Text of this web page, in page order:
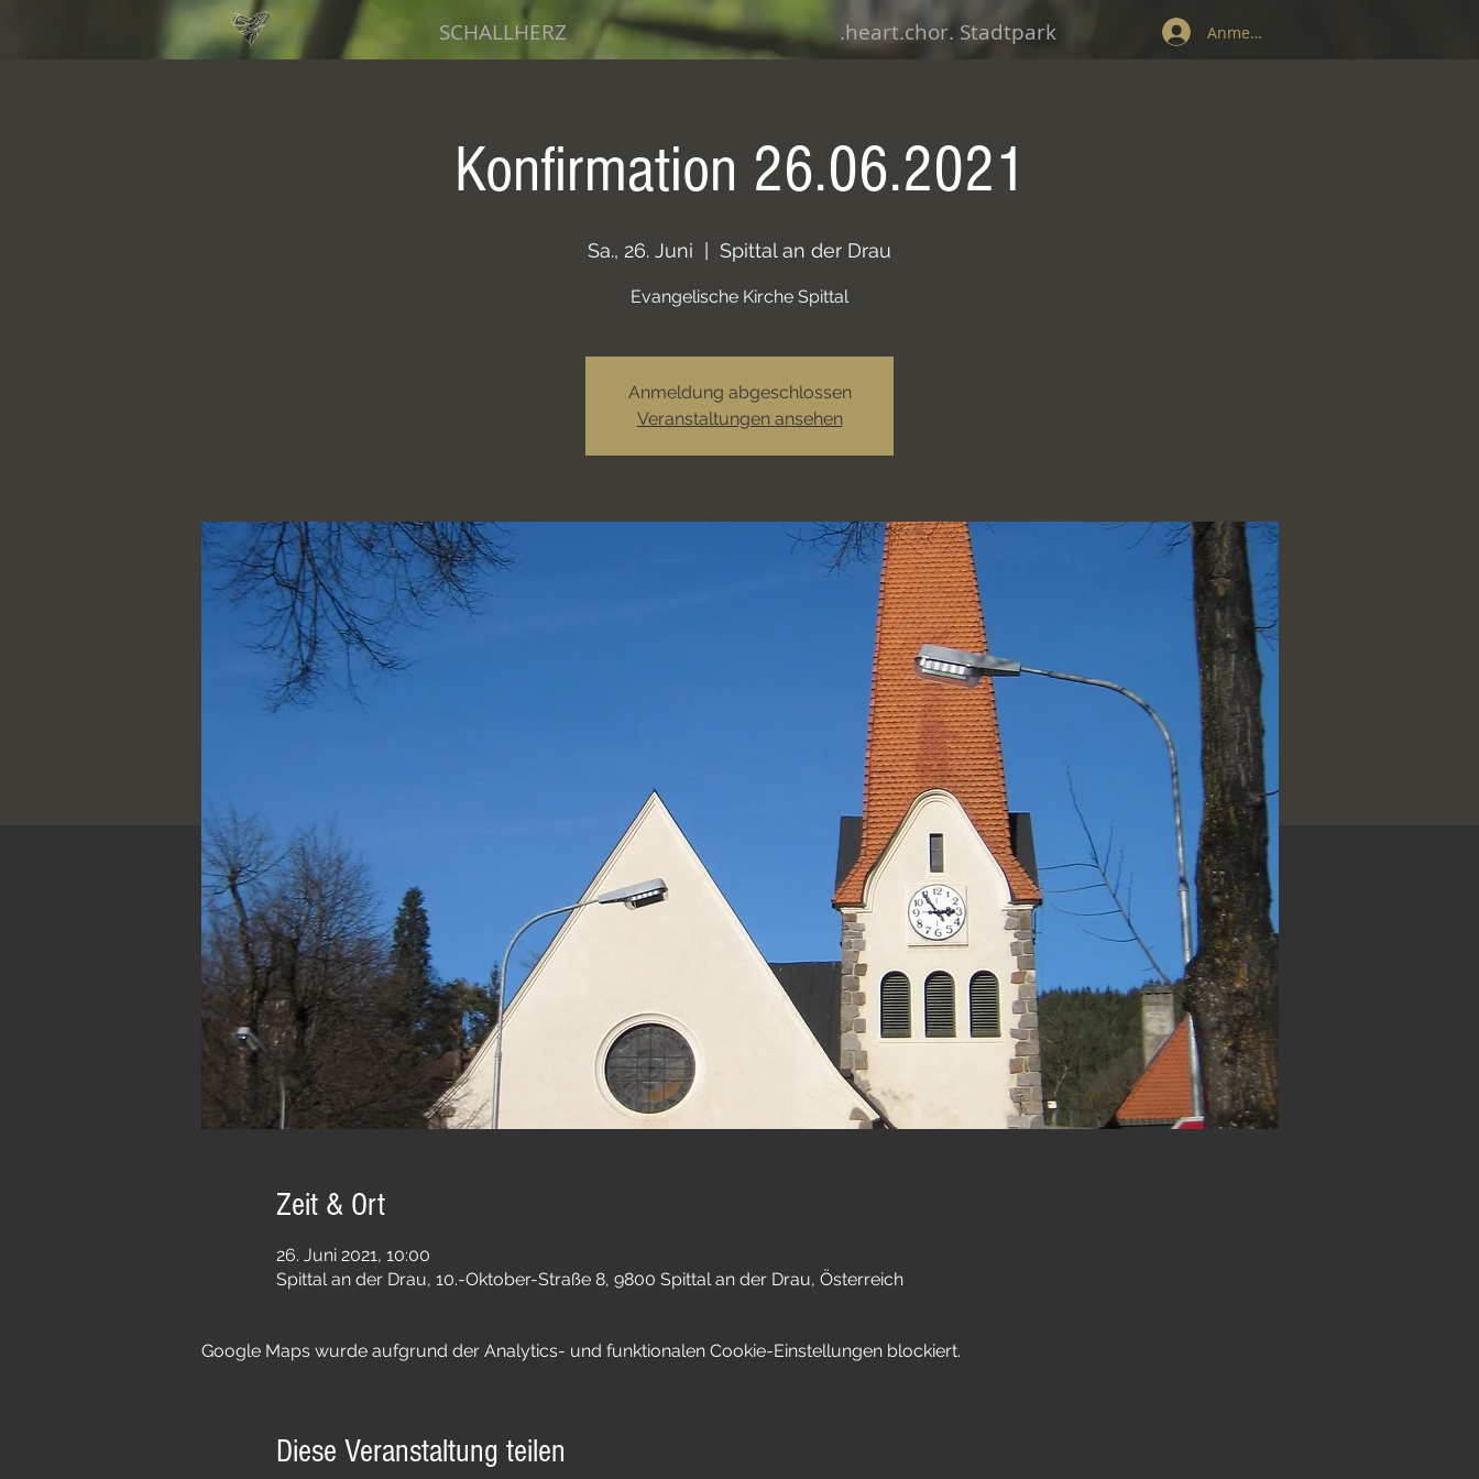
SCHALLHERZ .heart.chor. Stadtpark Anmelden
Konfirmation 26.06.2021
Sa., 26. Juni Spittal an der Drau
Evangelische Kirche Spittal
Anmeldung abgeschlossen
Veranstaltungen ansehen
Zeit & Ort
26. Juni 2021, 10:00
Spittal an der Drau, 10.-Oktober-Straße 8, 9800 Spittal an der Drau, Österreich
Google Maps wurde aufgrund der Analytics- und funktionalen Cookie-Einstellungen blockiert.
Diese Veranstaltung teilen